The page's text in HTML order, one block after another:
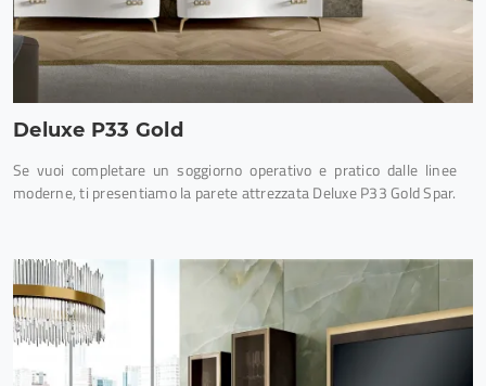
Deluxe P33 Gold
Se vuoi completare un soggiorno operativo e pratico dalle linee
moderne, ti presentiamo la parete attrezzata Deluxe P33 Gold Spar.